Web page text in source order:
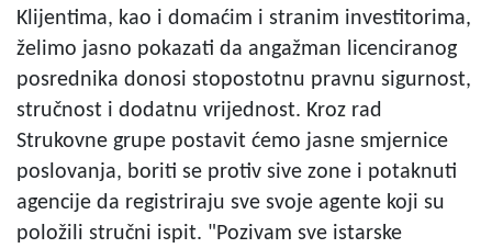
Klijentima, kao i domaćim i stranim investitorima,
želimo jasno pokazati da angažman licenciranog
posrednika donosi stopostotnu pravnu sigurnost,
stručnost i dodatnu vrijednost. Kroz rad
Strukovne grupe postavit ćemo jasne smjernice
poslovanja, boriti se protiv sive zone i potaknuti
agencije da registriraju sve svoje agente koji su
položili stručni ispit. "Pozivam sve istarske